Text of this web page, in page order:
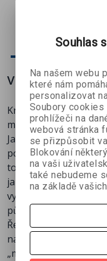
400 Kč
Více o knize
Kniha jazykových
milovník českého
Jazykové jednohubky
pojednávajících
tom nezajímavějším z
jako „línohnát“,
vydáte do dob dávno
půlku Evropy a
Řecka. Dozvíte se, co
napospas“, že
„mlok“, „štrúdl“ nebo
Souhlas
Na našem webu
které nám
personalizovat
Soubory cookies
prohlížeči na
webová stránka
se přizpůsobit
Blokování
na vaši
také nebudeme
na základě